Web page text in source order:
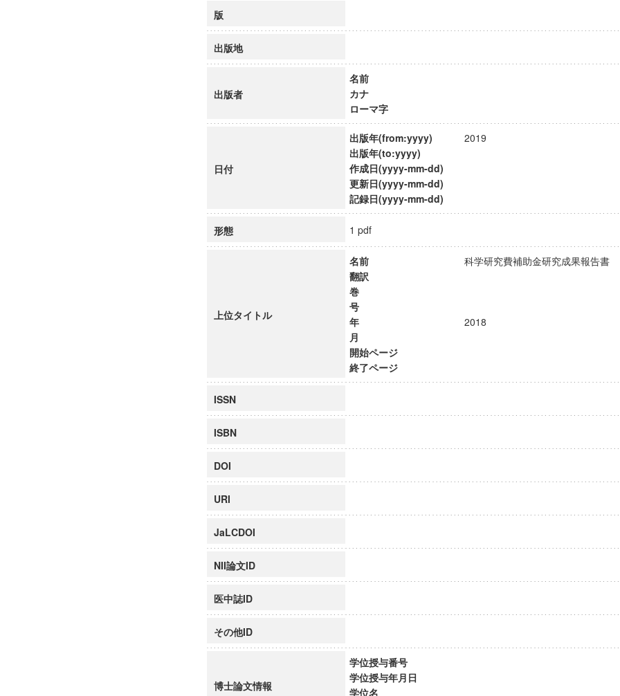
版
出版地
出版者
名前
カナ
ローマ字
日付
出版年(from:yyyy)
2019
出版年(to:yyyy)
作成日(yyyy-mm-dd)
更新日(yyyy-mm-dd)
記録日(yyyy-mm-dd)
形態 1 pdf
上位タイトル
名前
科学研究費補助金研究成果報告
翻訳
巻
号
年
2018
月
開始ページ
終了ページ
ISSN
ISBN
DOI
URI
JaLCDOI
NII論文ID
医中誌ID
その他ID
博士論文情報
学位授与番号
学位授与年月日
学位名